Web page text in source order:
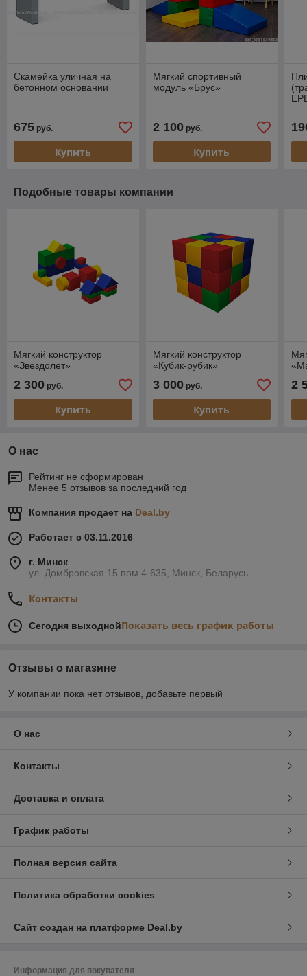
Скамейка уличная на
бетонном основании
675 руб.
Купить
Мягкий спортивный
модуль «Брус»
2 100руб.
Купить
Подобные товары компании
Мягкий конструктор
«Звездолет»
2 300 руб.
Купить
Мягкий конструктор
«Кубик-рубик»
3 000руб.
Купить
2
О нас
Рейтинг не сформирован
Менее 5 отзывов за последний год
Компания продает на Deal.by
Работает с 03.11.2016
г. Минск
ул. Домбровская 15 пом 4-635, Минск, Беларусь
Контакты
Сегодня выходнойПоказать весь график работы
Отзывы о магазине
У компании пока нет отзывов, добавьте первый
О нас
Контакты
Доставка и оплата
График работы
Полная версия сайта
Политика обработки cookies
Сайт создан на платформе Deal.by
Информация для покупателя